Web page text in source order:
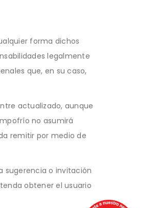
forma dichos
legalmente
que, en su caso,
actualizado, aunque
no asumirá
remitir por medio de
sugerencia o invitación
obtener el usuario